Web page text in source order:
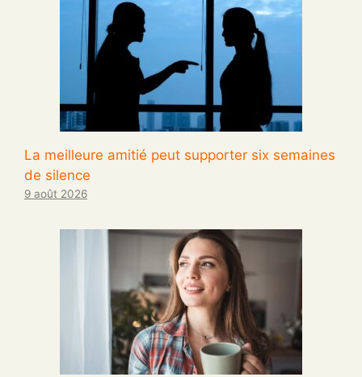
La meilleure amitié peut supporter six semaines
de silence
9 août 2026